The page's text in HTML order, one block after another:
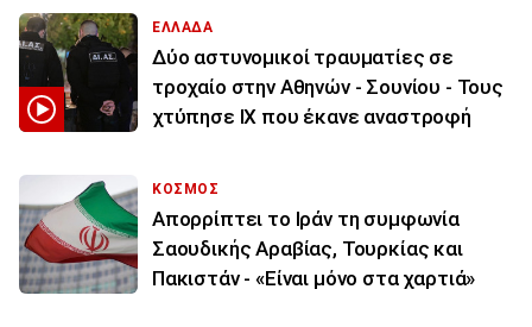
ΕΛΛΑΔΑ
Δύο αστυνομικοί τραυματίες σε
τροχαίο στην Αθηνών - Σουνίου - Τους
χτύπησε ΙΧ που έκανε αναστροφή
ΚΟΣΜΟΣ
Απορρίπτει το Ιράν τη συμφωνία
Σαουδικής Αραβίας, Τουρκίας και
Πακιστάν - «Είναι μόνο στα χαρτιά»